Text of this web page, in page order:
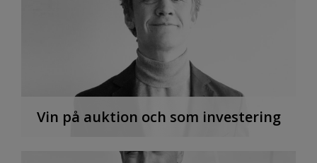
Vin på auktion och som investering